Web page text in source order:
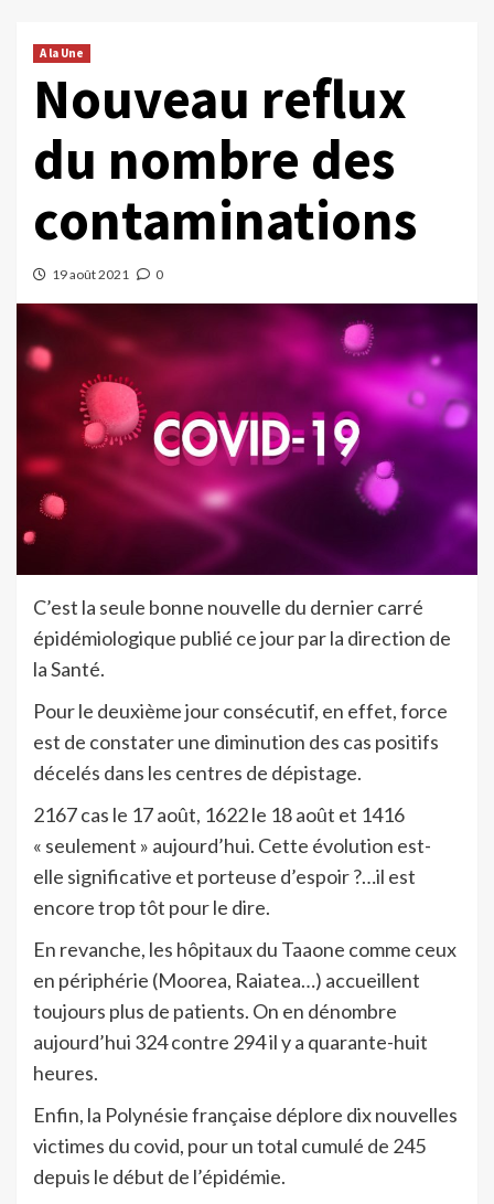
A la Une
Nouveau reflux
du nombre des
contaminations
19 août 2021 0
C’est la seule bonne nouvelle du dernier carré
épidémiologique publié ce jour par la direction de
la Santé.
Pour le deuxième jour consécutif, en effet, force
est de constater une diminution des cas positifs
décelés dans les centres de dépistage.
2167 cas le 17 août, 1622 le 18 août et 1416
« seulement » aujourd’hui. Cette évolution est-
elle significative et porteuse d’espoir ?…il est
encore trop tôt pour le dire.
En revanche, les hôpitaux du Taaone comme ceux
en périphérie (Moorea, Raiatea…) accueillent
toujours plus de patients. On en dénombre
aujourd’hui 324 contre 294 il y a quarante-huit
heures.
Enfin, la Polynésie française déplore dix nouvelles
victimes du covid, pour un total cumulé de 245
depuis le début de l’épidémie.